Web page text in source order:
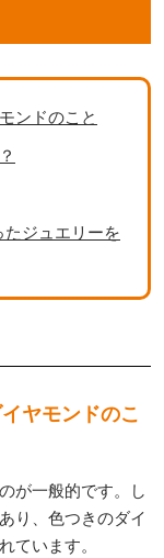
ンドのこと
たジュエリーを
ヤモンドのこ
が一般的です。し
り、色つきのダイ
ています。